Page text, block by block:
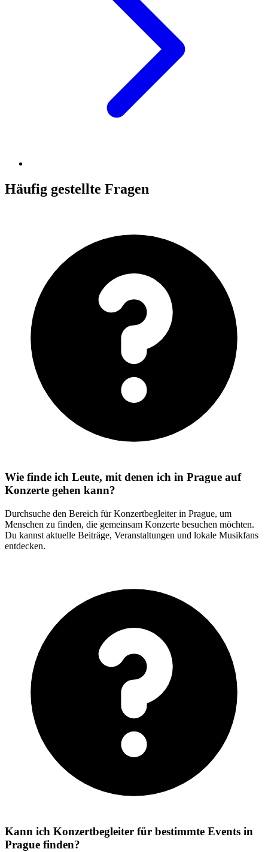
Häufig gestellte Fragen
Wie finde ich Leute, mit denen ich in Prague auf
Konzerte gehen kann?
Durchsuche den Bereich für Konzertbegleiter in Prague, um
Menschen zu finden, die gemeinsam Konzerte besuchen möchten.
Du kannst aktuelle Beiträge, Veranstaltungen und lokale Musikfans
entdecken.
Kann ich Konzertbegleiter für bestimmte Events in
Prague finden?